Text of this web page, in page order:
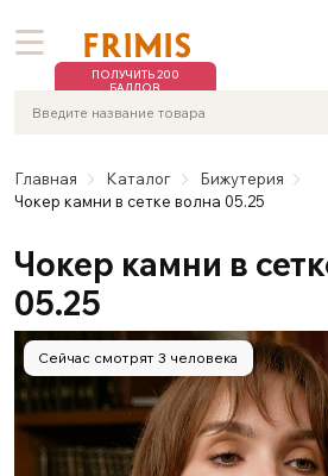
ПОЛУЧИТЬ 200
БАЛЛОВ
Главная Каталог
Бижутерия
Чокер камни в сетке волна 05.25
Чокер камни в
05.25
Сейчас смотрят 3 человека